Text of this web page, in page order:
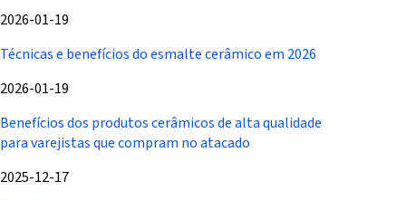
2026-01-19
Técnicas e benefícios do esmalte cerâmico em 2026
2026-01-19
Benefícios dos produtos cerâmicos de alta qualidade
para varejistas que compram no atacado
2025-12-17